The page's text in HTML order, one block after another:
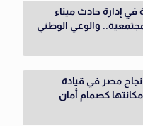
إدارة حادث ميناء
والوعي الوطني
مصر في قيادة
كصمام أمان